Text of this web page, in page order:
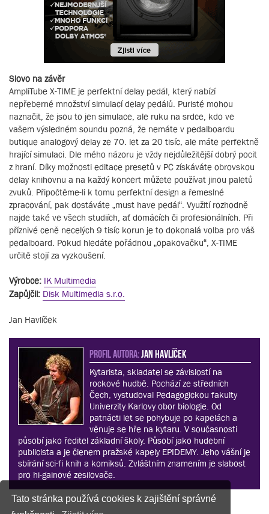
Tato stránka používá cookies k zajištění správné
Slovo na závěr
AmpliTube X-TIME je perfektní delay pedál, který nabízí
nepřeberné množství simulací delay pedálů. Puristé mohou
naznačit, že jsou to jen simulace, ale ruku na srdce, kdo ve
vašem výsledném soundu pozná, že nemáte v pedalboardu
butique analogový delay ze 70. let za 20 tisíc, ale máte perfektně
hrající simulaci. Dle mého názoru je vždy nejdůležitější dobrý pocit
z hraní. Díky možnosti editace presetů v PC získáváte obrovskou
delay knihovnu a na každý koncert můžete používat jinou paletů
zvuků. Připočtěme-li k tomu perfektní design a řemeslné
zpracování, pak dostáváte „must have pedál“. Využití rozhodně
najde také ve všech studiích, ať domácích či profesionálních. Při
příznivé ceně necelých 9 tisíc korun je to dokonalá volba pro váš
pedalboard. Pokud hledáte pořádnou „opakovačku“, X-TIME
určitě stojí za vyzkoušení.
Výrobce: IK Multimedia
Zapůjčil: Disk Multimedia s.r.o.
Jan Havlíček
PROFIL AUTORA: Jan Havlíček
Kytarista, skladatel se závislostí na
rockové hudbě. Pochází ze středních
Čech, vystudoval Pedagogickou fakulty
Univerzity Karlovy obor biologie. Od
patnácti let se pohybuje po kapelách a
věnuje se hře na kytaru. V současnosti
působí jako ředitel základní školy. Působí jako hudební
publicista a je členem pražské kapely EPIDEMY. Jeho vášní je
sbírání sci-fi knih a komiksů. Zvláštním znamením je slabost
pro hi-gainové zesilovače.